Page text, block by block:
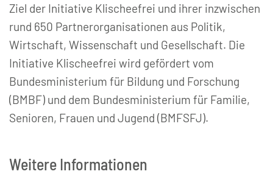
Ziel der Initiative Klischeefrei und ihrer inzwischen
rund 650 Partnerorganisationen aus Politik,
Wirtschaft, Wissenschaft und Gesellschaft. Die
Initiative Klischeefrei wird gefördert vom
Bundesministerium für Bildung und Forschung
(BMBF) und dem Bundesministerium für Familie,
Senioren, Frauen und Jugend (BMFSFJ).
Weitere Informationen